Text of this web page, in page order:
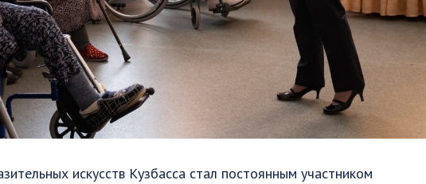
искусств Кузбасса стал постоянным участником